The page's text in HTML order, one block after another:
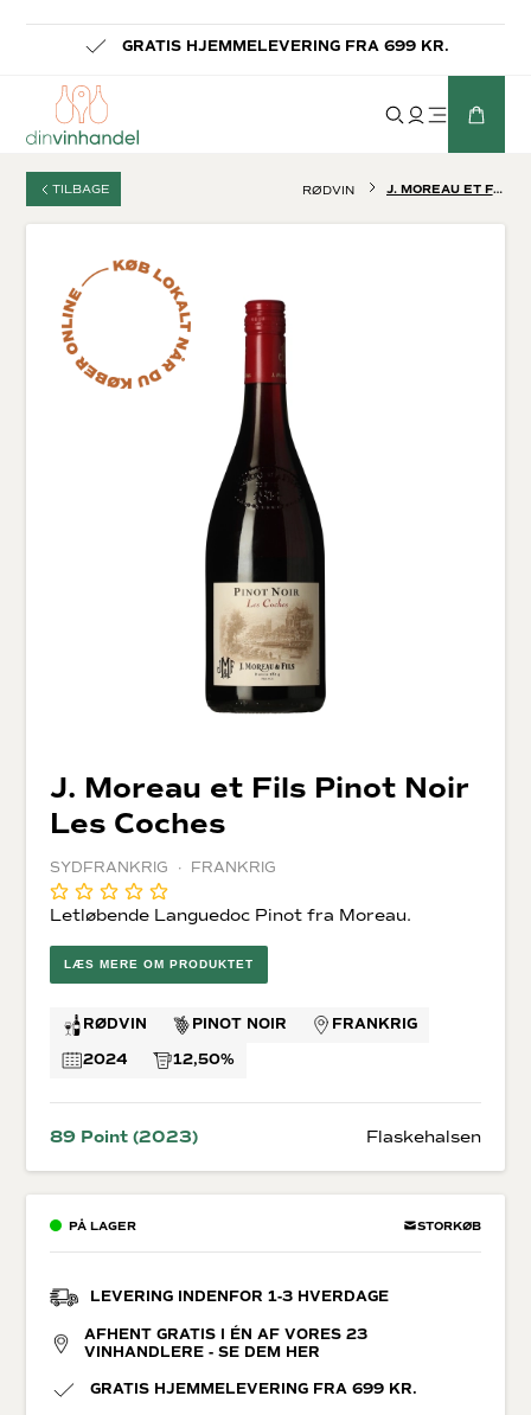
GRATIS HJEMMELEVERING FRA 699 KR.
TILBAGE RØDVIN J. MOREAU ET FILS PINOT NOIR LES COCHES
J. Moreau et Fils Pinot Noir
Les Coches
SYDFRANKRIG · FRANKRIG
Letløbende Languedoc Pinot fra Moreau.
LÆS MERE OM PRODUKTET
RØDVIN PINOT NOIR
FRANKRIG
2024
12,50%
89 Point (2023) Flaskehalsen
PÅ LAGER STORKØB
LEVERING INDENFOR 1-3 HVERDAGE
AFHENT GRATIS I ÉN AF VORES 23
VINHANDLERE - SE DEM HER
GRATIS HJEMMELEVERING FRA 699 KR.